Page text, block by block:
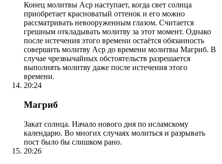
Конец молитвы Аср наступает, когда свет солнца
приобретает красноватый оттенок и его можно
рассматривать невооруженным глазом. Считается
грешным откладывать молитву за этот момент. Однако
после истечения этого времени остаётся обязанность
совершить молитву Аср до времени молитвы Магриб. В
случае чрезвычайных обстоятельств разрешается
выполнять молитву даже после истечения этого
времени.
20:24
Магриб
Закат солнца. Начало нового дня по исламскому
календарю. Во многих случаях молиться и разрывать
пост было бы слишком рано.
20:26